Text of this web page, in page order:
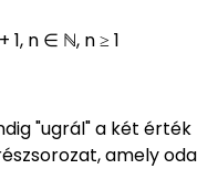
1, n ∈ ℕ, n ≥ 1
"ugrál" a két érték
amely oda